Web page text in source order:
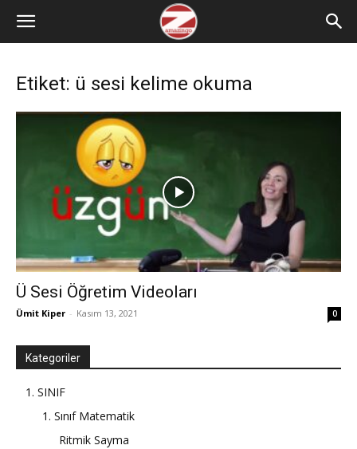
Etiket: ü sesi kelime okuma
Ü Sesi Öğretim Videoları
Ümit Kiper - Kasım 13, 2021 0
Kategoriler
1. SINIF
1. Sınıf Matematik
Ritmik Sayma